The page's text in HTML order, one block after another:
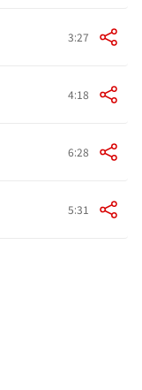
3:27
4:18
6:28
5:31